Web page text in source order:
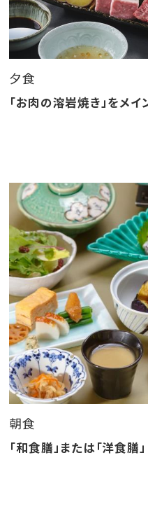
間限定イベントも随時開
◎里山公民館前の足湯
■お食事
＜ご夕食＞
A、魚貝類と季節野菜の「
た会席料理
※ご夕食時間は2部制と
00～）
＜ご朝食＞
「和食」または「洋食」か
※夕食時間は予約状況に
※グループ毎で同じ食事
※夕食内容と夕食時間は
承ります。
お席の関係上ご希望に
で予めご了承下さい。
■食物アレルギーについて
2025年7月1日（火）ご
夕食
「お肉の溶岩焼き」をメ
朝食
「和食膳」または「洋食膳」